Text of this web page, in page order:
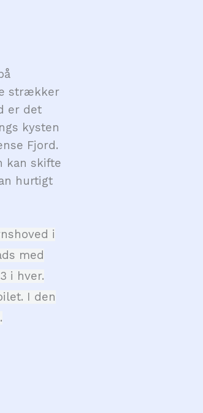
strækker
er det
kysten
Fjord.
kan skifte
hurtigt
i
med
i hver.
I den